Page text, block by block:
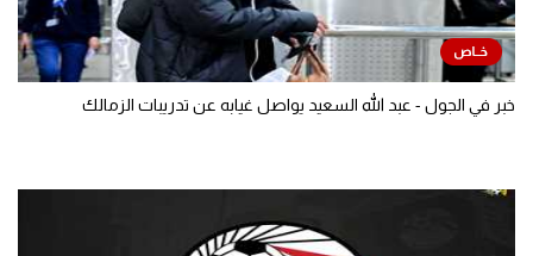
خبر في الجول - عبد الله السعيد يواصل غيابه عن تدريبات الزمالك